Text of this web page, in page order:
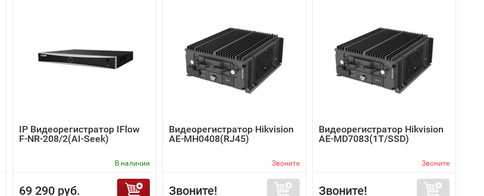
IP Видеорегистратор IFlow
F-NR-208/2(AI-Seek)
В наличии
69 290 руб.
Видеорегистратор Hikvision
AE-MH0408(RJ45)
Звоните
Звоните!
Видеорегистратор Hikvision
AE-MD7083(1T/SSD)
Звоните
Звоните!